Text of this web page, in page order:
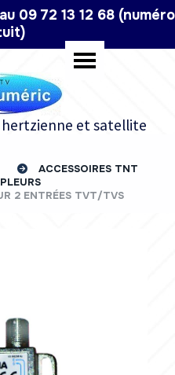
09 72 13 12 68 (numéro
et satellite
ACCESSOIRES TNT
2 ENTRÉES TVT/TVS